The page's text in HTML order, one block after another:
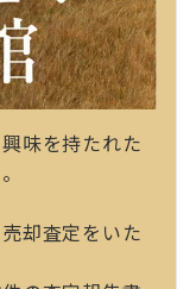
味を持たれた
却査定をいた